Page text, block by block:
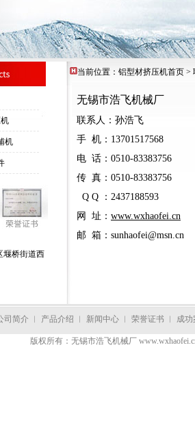
机
堰桥街道西
当前位置： 铝型材挤压机首页 >
无锡市浩飞机械厂
联系人：孙浩飞
手 机：13701517568
电 话：0510-83383756
传 真：0510-83383756
Q Q ：2437188593
网 址： www.wxhaofei.cn
邮 箱： sunhaofei@msn.cn
司简介 产品介绍 新闻中心 荣誉证书 成功
版权所有：无锡市浩飞机械厂